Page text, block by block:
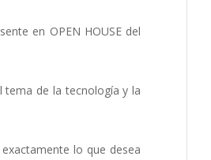
en OPEN HOUSE del
tema de la tecnología y la
lo que desea